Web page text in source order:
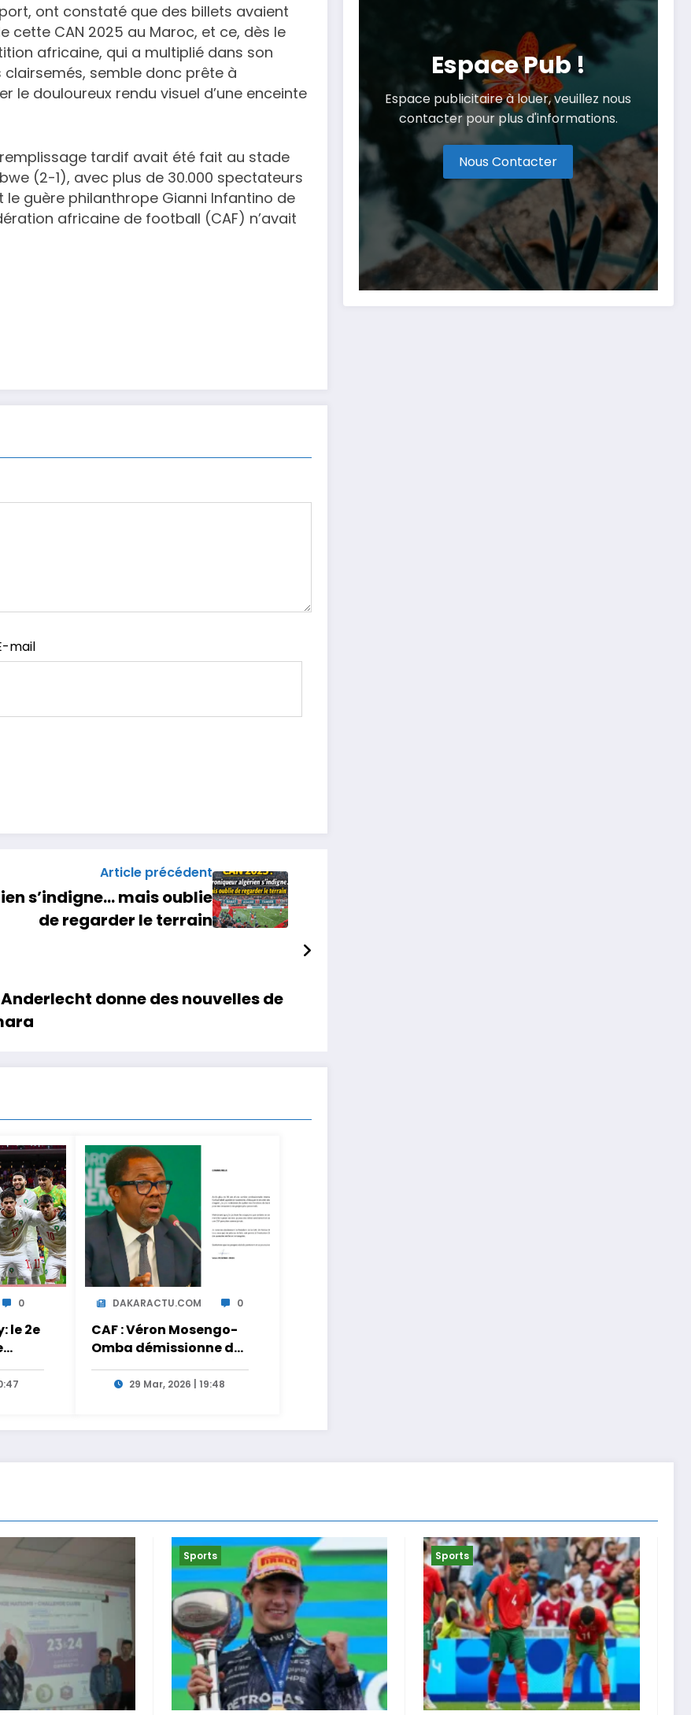
ont constaté que des billets avaient
CAN 2025 au Maroc, et ce, dès le
africaine, qui a multiplié dans son
semble donc prête à
le douloureux rendu visuel d’une enceinte
tardif avait été fait au stade
(2-1), avec plus de 30.000 spectateurs
guère philanthrope Gianni Infantino de
africaine de football (CAF) n’avait
mail
Article précédent
s’indigne… mais oublie
de regarder le terrain
donne des nouvelles de
0
le 2e
DAKARACTU.COM 0
CAF : Véron Mosengo-
Omba démissionne de
son poste de Secrétaire
Général29 Mar, 2026 | 19:48
Espace Pub !
Espace publicitaire à louer, veuillez nous
contacter pour plus d'informations.
Nous Contacter
Sports Sports